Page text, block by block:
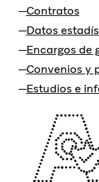
Contratos
Datos
Encargos de
Convenios y
Estudios e